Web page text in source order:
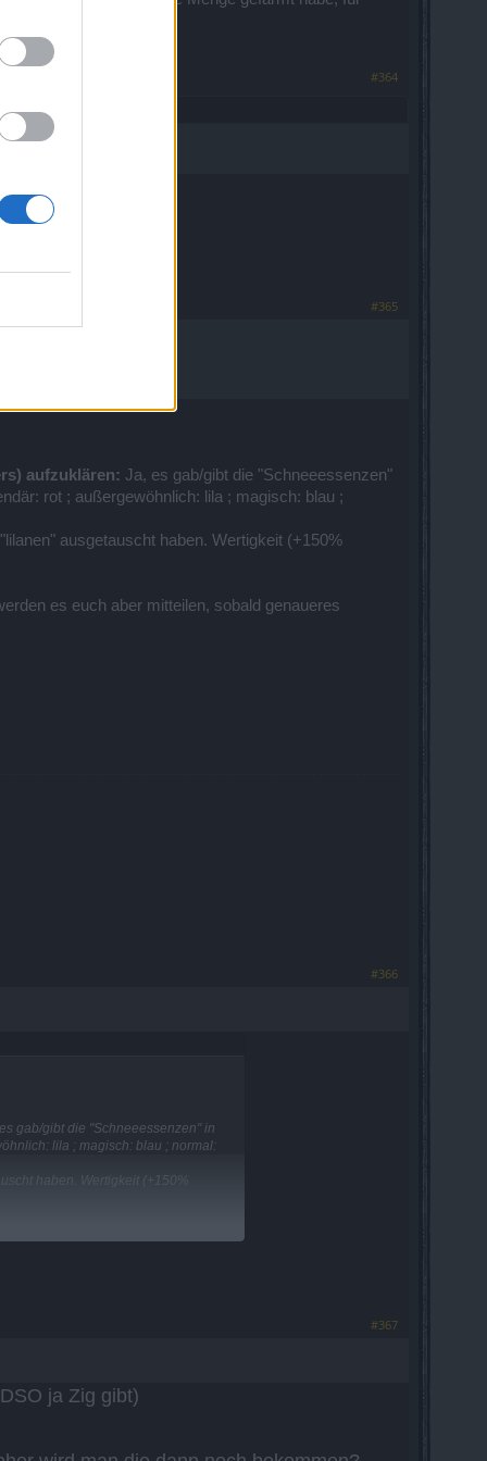
#364
verfrachten.
#365
aufzuklären: Ja, es gab/gibt die "Schneeessenzen"
rot ; außergewöhnlich: lila ; magisch: blau ;
ausgetauscht haben. Wertigkeit (+150%
es euch aber mitteilen, sobald genaueres
#366
gab/gibt die "Schneeessenzen" in
lila ; magisch: blau ; normal:
haben. Wertigkeit (+150%
#367
ja Zig gibt)